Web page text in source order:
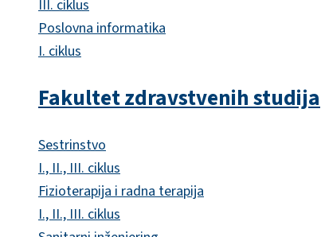
III. ciklus
Poslovna informatika
I. ciklus
Fakultet zdravstvenih studija
Sestrinstvo
I., II., III. ciklus
Fizioterapija i radna terapija
I., II., III. ciklus